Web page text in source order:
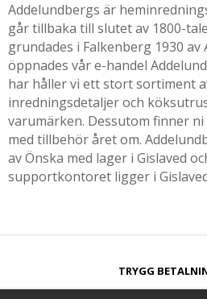
Addelundbergs är
går tillbaka till slutet av 1800-
grundades i Falkenberg 1930 av
öppnades vår e-handel
har håller vi ett stort sortiment
inredningsdetaljer och
varumärken. Dessutom finner
med tillbehör året om.
av Önska med lager i Gislaved
supportkontoret ligger i
TRYGG